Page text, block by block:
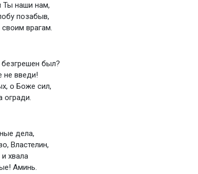
Ты наши нам,
позабыв,
врагам.
был?
не введи!
о Боже сил,
огради.
дела,
Властелин,
хвала
Аминь.